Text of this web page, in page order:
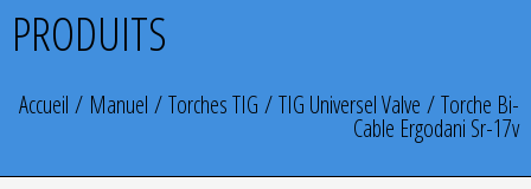
PRODUITS
Accueil / Manuel /Torches TIG /TIG Universel Valve / Torche Bi-
Cable Ergodani Sr-17v